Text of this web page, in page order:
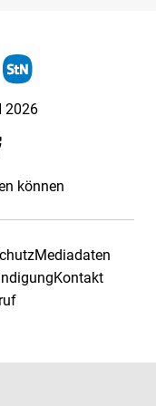
2026
können
Mediadaten
Kontakt